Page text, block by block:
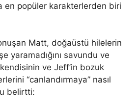
en popüler karakterlerden biri
Matt, doğaüstü hilelerin
yaramadığını savundu ve
kendisinin ve Jeff’in bozuk
“canlandırmaya” nasıl
belirtti: